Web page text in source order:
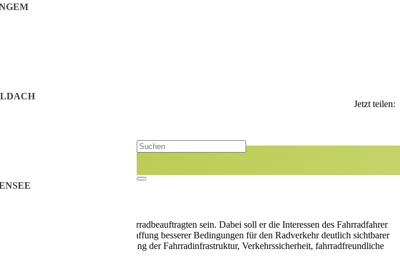
Jetzt teilen:
des neuen ehrenamtlichen Fahrradbeauftragten sein. Dabei soll er die Interessen des Fahrradfahrer
die Koordinatoren-Rolle zur Schaffung besserer Bedingungen für den Radverkehr deutlich sichtbarer
unter anderem bei der Verbesserung der Fahrradinfrastruktur, Verkehrssicherheit, fahrradfreundliche